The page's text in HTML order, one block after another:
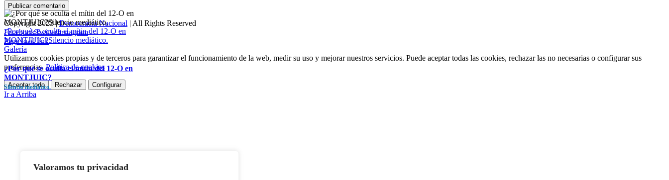
Valoramos tu privacidad
¿Por qué se oculta el mítin del 12-O en
MONTJUIC?Silencio mediático.
Galería
¿Por qué se oculta el mítin del 12-O en
MONTJUIC?
Silencio mediático.
Copyright 2023 |Democracia Nacional | All Rights Reserved
FacebookTwitterInstagram
Page load link
Utilizamos cookies propias y de terceros para garantizar el funcionamiento de la web, medir su uso y mejorar nuestros servicios. Puede aceptar todas las cookies, rechazar las no necesarias o configurar sus
preferencias.Política de cookies
Aceptar todo Rechazar Configurar
Ir a Arriba